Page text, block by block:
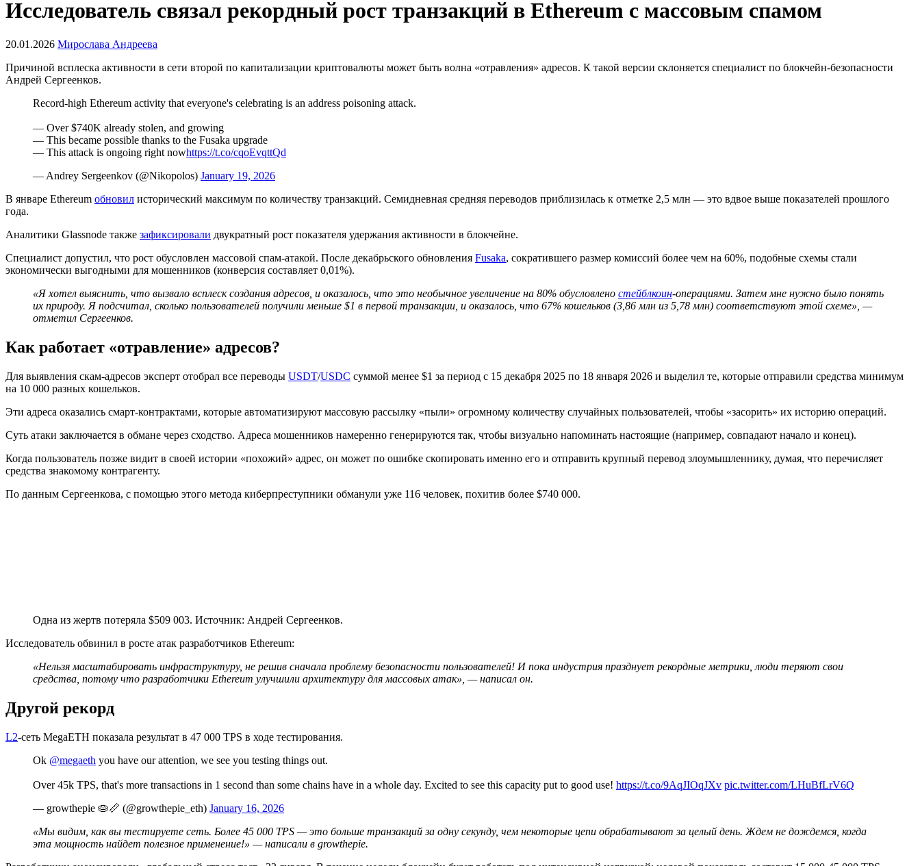
Исследователь связал рекордный рост транзакций в Ethereum с массовым спамом
20.01.2026 Мирослава Андреева
Причиной всплеска активности в сети второй по капитализации криптовалюты может быть волна «отравления» адресов. К такой версии склоняется специалист по блокчейн-безопасности
Андрей Сергеенков.
Record-high Ethereum activity that everyone's celebrating is an address poisoning attack.
— Over $740K already stolen, and growing
— This became possible thanks to the Fusaka upgrade
— This attack is ongoing right nowhttps://t.co/cqoEvqttQd
— Andrey Sergeenkov (@Nikopolos) January 19, 2026
В январе Ethereum обновил исторический максимум по количеству транзакций. Cемидневная средняя переводов приблизилась к отметке 2,5 млн — это вдвое выше показателей прошлого
года.
Аналитики Glassnode также зафиксировали двукратный рост показателя удержания активности в блокчейне.
Специалист допустил, что рост обусловлен массовой спам-атакой. После декабрьского обновления Fusaka, сократившего размер комиссий более чем на 60%, подобные схемы стали
экономически выгодными для мошенников (конверсия составляет 0,01%).
«Я хотел выяснить, что вызвало всплеск создания адресов, и оказалось, что это необычное увеличение на 80% обусловлено стейблкоин-операциями. Затем мне нужно было понять
их природу. Я подсчитал, сколько пользователей получили меньше $1 в первой транзакции, и оказалось, что 67% кошельков (3,86 млн из 5,78 млн) соответствуют этой схеме», —
отметил Сергеенков.
Как работает «отравление» адресов?
Для выявления скам-адресов эксперт отобрал все переводы USDT/USDC суммой менее $1 за период с 15 декабря 2025 по 18 января 2026 и выделил те, которые отправили средства минимум
на 10 000 разных кошельков.
Эти адреса оказались смарт-контрактами, которые автоматизируют массовую рассылку «пыли» огромному количеству случайных пользователей, чтобы «засорить» их историю операций.
Суть атаки заключается в обмане через сходство. Адреса мошенников намеренно генерируются так, чтобы визуально напоминать настоящие (например, совпадают начало и конец).
Когда пользователь позже видит в своей истории «похожий» адрес, он может по ошибке скопировать именно его и отправить крупный перевод злоумышленнику, думая, что перечисляет
средства знакомому контрагенту.
По данным Сергеенкова, с помощью этого метода киберпреступники обманули уже 116 человек, похитив более $740 000.
Одна из жертв потеряла $509 003. Источник: Андрей Сергеенков.
Исследователь обвинил в росте атак разработчиков Ethereum:
«Нельзя масштабировать инфраструктуру, не решив сначала проблему безопасности пользователей! И пока индустрия празднует рекордные метрики, люди теряют свои
средства, потому что разработчики Ethereum улучшили архитектуру для массовых атак», — написал он.
Другой рекорд
L2-сеть MegaETH показала результат в 47 000 TPS в ходе тестирования.
Ok @megaeth you have our attention, we see you testing things out.
Over 45k TPS, that's more transactions in 1 second than some chains have in a whole day. Excited to see this capacity put to good use! https://t.co/9AqJIOqJXv pic.twitter.com/LHuBfLrV6Q
— growthepie 🥧📏 (@growthepie_eth) January 16, 2026
«Мы видим, как вы тестируете сеть. Более 45 000 TPS — это больше транзакций за одну секунду, чем некоторые цепи обрабатывают за целый день. Ждем не дождемся, когда
эта мощность найдет полезное применение!» — написали в growthepie.